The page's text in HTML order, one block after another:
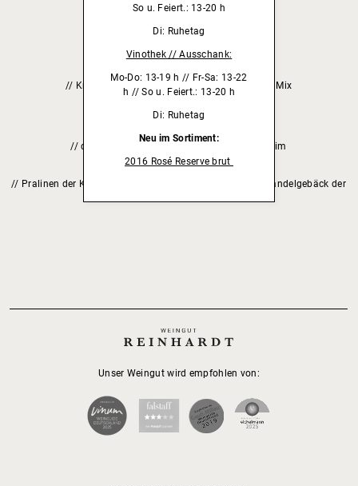
So u. Feiert.: 13-20 h
Di: Ruhetag
Vinothek // Ausschank:
Mo-Do: 13-19 h // Fr-Sa: 13-22
h // So u. Feiert.: 13-20 h
Di: Ruhetag
Neu im Sortiment:
2016 Rosé Reserve brut
Brezel– 2,50 €
Käsewürfel– 4,50 €
// Kräuer- & Knoblaucholiven im mediterranen Mix
Nüsse
Knuspriges Mandelgebäck
// der Eismanufaktur Fontanella aus Mannheim
Süße Variation– 5,50 €
// Pralinen der Konditorei Centner aus Maikammer und Mandelgebäck der
Unser Weingut wird empfohlen von: